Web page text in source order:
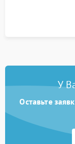
У
Оставьте